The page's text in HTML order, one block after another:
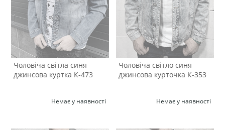
Чоловіча світла синя
джинсова куртка К-473
Немає у наявності
Чоловіча світло синя
джинсова курточка К-353
Немає у наявності